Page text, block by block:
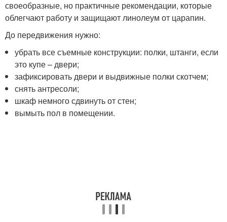
своеобразные, но практичные рекомендации, которые
облегчают работу и защищают линолеум от царапин.
До передвижения нужно:
убрать все съемные конструкции: полки, штанги, если
это купе – двери;
зафиксировать двери и выдвижные полки скотчем;
снять антресоли;
шкаф немного сдвинуть от стен;
вымыть пол в помещении.